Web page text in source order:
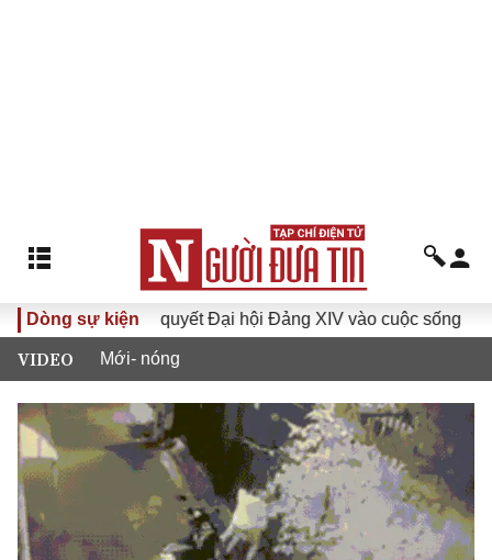
Dòng sự kiện
Đưa Nghị quyết Đại hội Đảng XIV vào cuộc sống
VIDEO Mới- nóng